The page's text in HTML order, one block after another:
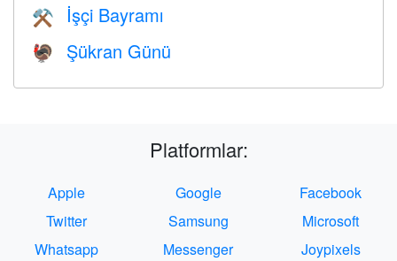
⚒️ İşçi Bayramı
🦃 Şükran Günü
Platformlar:
Apple Google
Facebook
Twitter
Samsung
Microsoft
Whatsapp
Messenger
Joypixels